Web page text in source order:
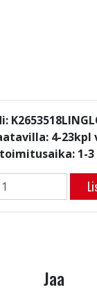
4-23kpl
1-3
Jaa